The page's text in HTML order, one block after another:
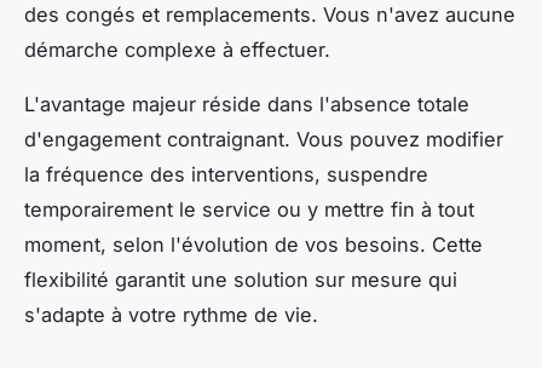
des congés et remplacements. Vous n'avez aucune
démarche complexe à effectuer.
L'avantage majeur réside dans l'absence totale
d'engagement contraignant. Vous pouvez modifier
la fréquence des interventions, suspendre
temporairement le service ou y mettre fin à tout
moment, selon l'évolution de vos besoins. Cette
flexibilité garantit une solution sur mesure qui
s'adapte à votre rythme de vie.